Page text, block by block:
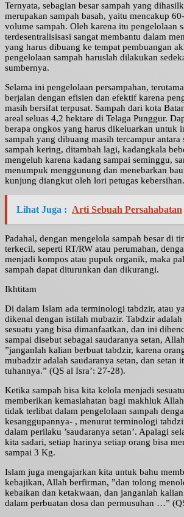
Ternyata, sebagian besar sampah yang
merupakan sampah basah, yaitu mencakup
volume sampah. Oleh karena itu pengelolaan
terdesentralisisasi sangat membantu dalam
yang harus dibuang ke tempat pembuangan
pengelolaan sampah haruslah dilakukan
sumbernya.
Selama ini pengelolaan persampahan,
berjalan dengan efisien dan efektif karena
masih bersifat terpusat. Sampah dari kota
areal seluas 4,2 hektare di Telaga Punggur.
berapa ongkos yang harus dikeluarkan untuk
sampah yang dibuang masih tercampur antara
sampah kering, ditambah lagi, kadangkala
mengeluh karena kadang sampai seminggu,
menumpuk menggunung dan menebarkan
kunjung diangkut oleh lori petugas kebersihan.
Lihat Juga : Arti Sebuah Persahabatan
Padahal, dengan mengelola sampah besar di
terkecil, seperti RT/RW atau perumahan,
menjadi kompos atau pupuk organik, maka
sampah dapat diturunkan dan dikurangi.
Ikhtitam
Di dalam Islam ada terminologi tabdzir, atau
dikenal dengan istilah mubazir. Tabdzir
sesuatu yang bisa dimanfaatkan, dan ini
sampai disebut sebagai saudaranya setan,
”janganlah kalian berbuat tabdzir, karena
mubadzir adalah saudaranya setan, dan setan
tuhannya.” (QS al Isra’: 27-28).
Ketika sampah bisa kita kelola menjadi
memberikan kemaslahatan bagi makhluk
tidak terlibat dalam pengelolaan sampah
kesanggupannya- , menurut terminologi
dalam perilaku ’saudaranya setan’. Apalagi
kita sadari, setiap harinya setiap orang bisa
sampai 3 Kg.
Islam juga mengajarkan kita untuk bahu
kebajikan, Allah berfirman, ”dan tolong
kebaikan dan ketakwaan, dan janganlah
dalam perbuatan dosa dan permusuhan …”